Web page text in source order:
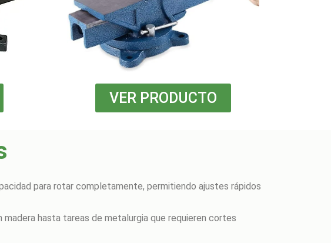
VER PRODUCTO
para rotar completamente, permitiendo ajustes rápidos
hasta tareas de metalurgia que requieren cortes